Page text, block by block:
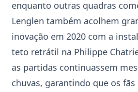
enquanto outras quadras
Lenglen também acolhem
inovação em 2020 com a
teto retrátil na Philippe
as partidas continuassem
chuvas, garantindo que os fãs